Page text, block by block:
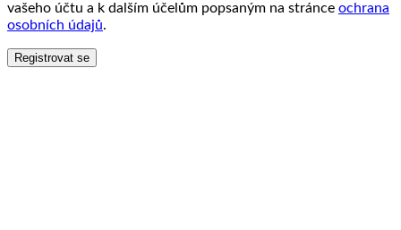
vašeho účtu a k dalším účelům popsaným na stránce ochrana
osobních údajů.
Registrovat se